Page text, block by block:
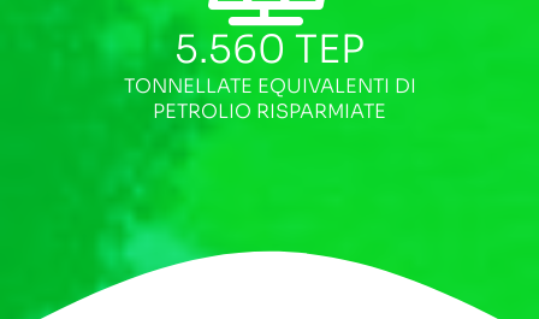
5.560 TEP
TONNELLATE EQUIVALENTI DI
PETROLIO RISPARMIATE